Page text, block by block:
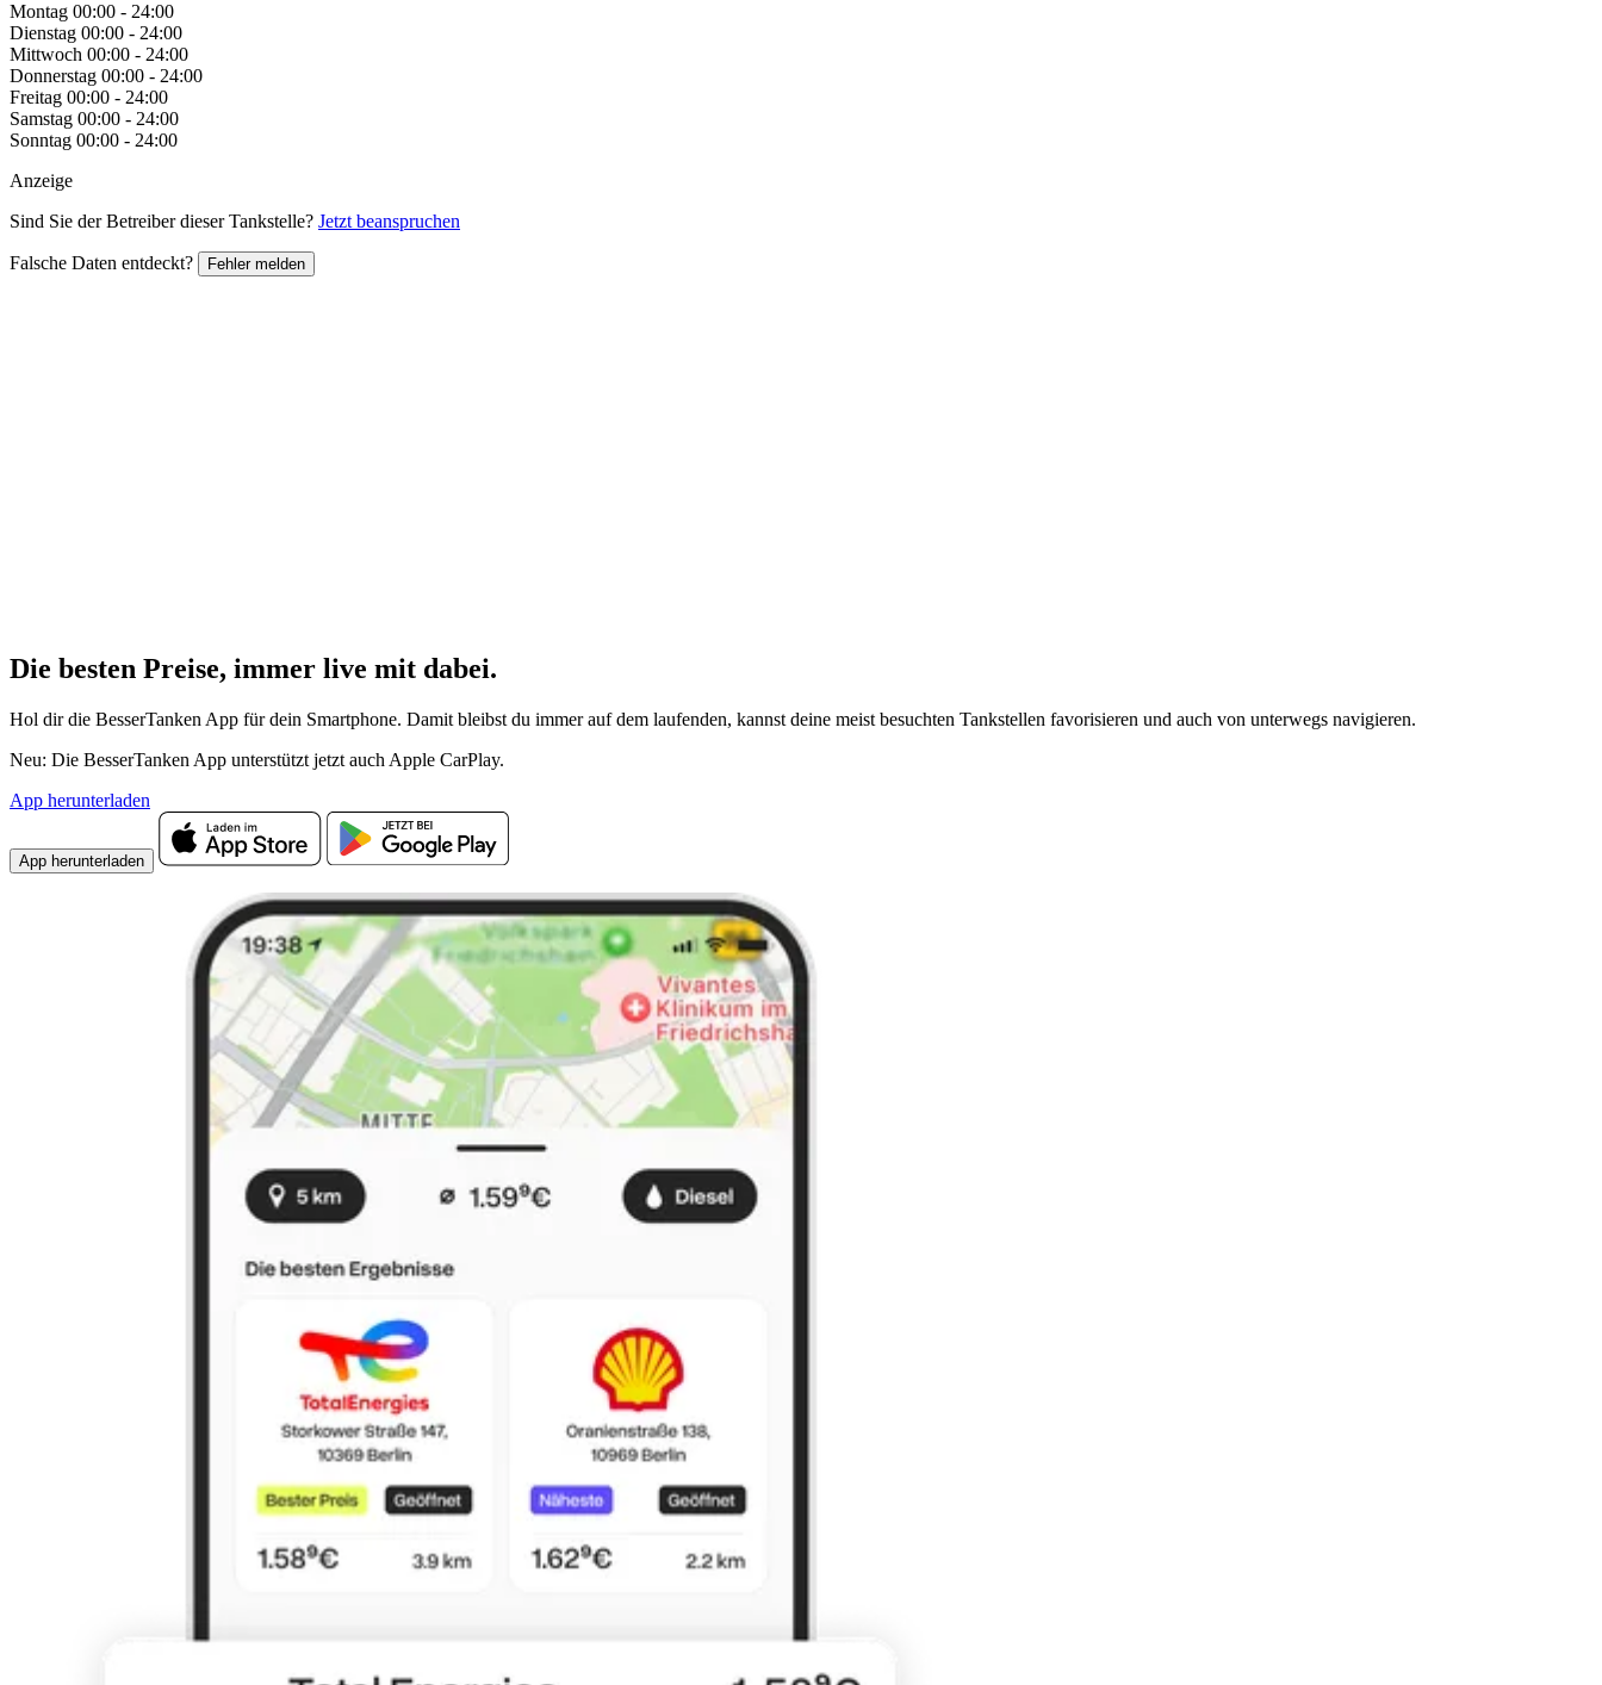
Montag 00:00 - 24:00
Dienstag 00:00 - 24:00
Mittwoch 00:00 - 24:00
Donnerstag 00:00 - 24:00
Freitag 00:00 - 24:00
Samstag 00:00 - 24:00
Sonntag 00:00 - 24:00
Anzeige
Sind Sie der Betreiber dieser Tankstelle? Jetzt beanspruchen
Falsche Daten entdeckt? Fehler melden
Die besten Preise, immer live mit dabei.
Hol dir die BesserTanken App für dein Smartphone. Damit bleibst du immer auf dem laufenden, kannst deine meist besuchten Tankstellen favorisieren und auch von unterwegs navigieren.
Neu: Die BesserTanken App unterstützt jetzt auch Apple CarPlay.
App herunterladen
App herunterladen